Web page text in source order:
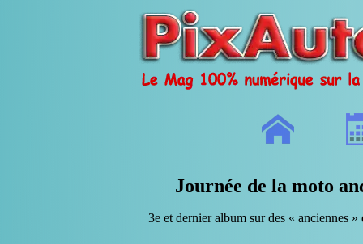
Journée de la moto
3e et dernier album sur des « anciennes